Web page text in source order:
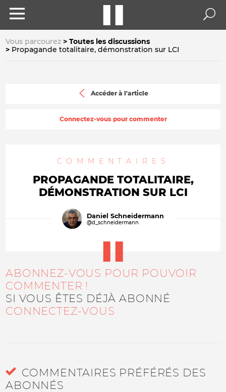
Vous parcourez
Toutes les discussions
Propagande totalitaire, démonstration sur LCI
Accéder à l'article
Connectez-vous pour commenter
COMMENTAIRES
PROPAGANDE TOTALITAIRE,
DÉMONSTRATION SUR LCI
Daniel Schneidermann
@d_schneidermann
ABONNEZ-VOUS POUR POUVOIR
COMMENTER !
SI VOUS ÊTES DÉJÀ ABONNÉ
CONNECTEZ-VOUS
COMMENTAIRES PRÉFÉRÉS DES
ABONNÉS